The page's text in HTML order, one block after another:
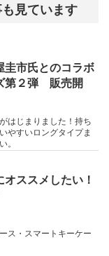
見ています
圭市氏とのコラボ
第２弾 販売開
はじまりました！持ち
やすいロングタイプま
。
ススメしたい！
ス・スマートキーケー